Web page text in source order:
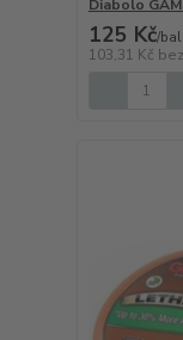
Diabolo
125 Kč/bal
103,31 Kč